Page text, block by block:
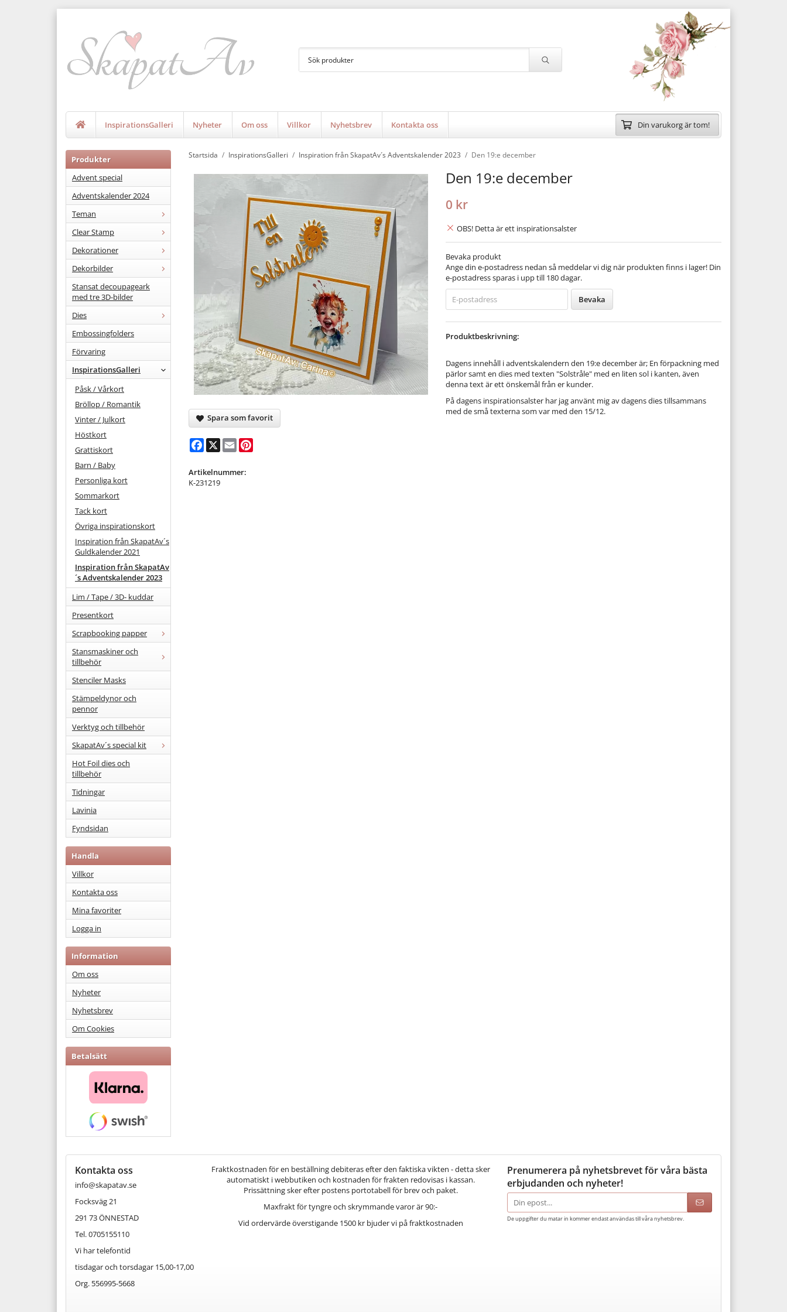
InspirationsGalleri Nyheter Om oss Villkor Nyhetsbrev Kontakta oss Din varukorg är tom!
Produkter
Advent special
Adventskalender 2024
Teman
Clear Stamp
Dekorationer
Dekorbilder
Stansat decoupageark
med tre 3D-bilder
Dies
Embossingfolders
Förvaring
InspirationsGalleri
Påsk / Vårkort
Bröllop / Romantik
Vinter / Julkort
Höstkort
Grattiskort
Barn / Baby
Personliga kort
Sommarkort
Tack kort
Övriga inspirationskort
Inspiration från SkapatAv´s
Guldkalender 2021
Inspiration från SkapatAv
´s Adventskalender 2023
Lim / Tape / 3D- kuddar
Presentkort
Scrapbooking papper
Stansmaskiner och
tillbehör
Stenciler Masks
Stämpeldynor och
pennor
Verktyg och tillbehör
SkapatAv´s special kit
Hot Foil dies och
tillbehör
Tidningar
Lavinia
Fyndsidan
Handla
Villkor
Kontakta oss
Mina favoriter
Logga in
Information
Om oss
Nyheter
Nyhetsbrev
Om Cookies
Betalsätt
Startsida / InspirationsGalleri / Inspiration från SkapatAv´s Adventskalender 2023 / Den 19:e december
Den 19:e december
0 kr
OBS! Detta är ett inspirationsalster
Bevaka produkt
Ange din e-postadress nedan så meddelar vi dig när produkten finns i lager! Din
e-postadress sparas i upp till 180 dagar.
Bevaka
Produktbeskrivning:
Dagens innehåll i adventskalendern den 19:e december är; En förpackning med
pärlor samt en dies med texten "Solstråle" med en liten sol i kanten, även
denna text är ett önskemål från er kunder.
På dagens inspirationsalster har jag använt mig av dagens dies tillsammans
med de små texterna som var med den 15/12.
Spara som favorit
Facebook
X Email
Artikelnummer:
K-231219
Kontakta oss
info@skapatav.se
Focksväg 21
291 73 ÖNNESTAD
Tel. 0705155110
Vi har telefontid
tisdagar och torsdagar 15,00-17,00
Org. 556995-5668
Fraktkostnaden för en beställning debiteras efter den faktiska vikten - detta sker
automatiskt i webbutiken och kostnaden för frakten redovisas i kassan.
Prissättning sker efter postens portotabell för brev och paket.
Maxfrakt för tyngre och skrymmande varor är 90:-
Vid ordervärde överstigande 1500 kr bjuder vi på fraktkostnaden
Prenumerera på nyhetsbrevet för våra bästa
erbjudanden och nyheter!
E-
postadress
De uppgifter du matar in kommer endast användas till våra nyhetsbrev.